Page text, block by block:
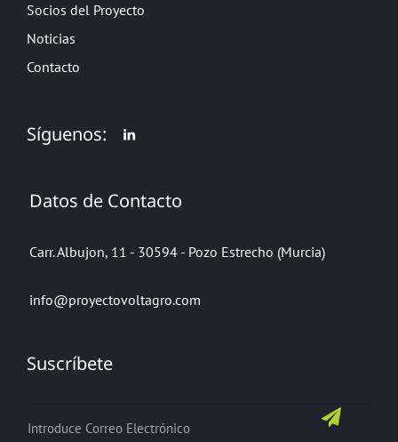
Socios del Proyecto
Noticias
Contacto
Síguenos:
Datos de Contacto
Carr. Albujon, 11 - 30594 - Pozo Estrecho (Murcia)
info@proyectovoltagro.com
Suscríbete